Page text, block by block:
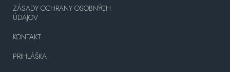
ZÁSADY OCHRANY OSOBNÝCH
ÚDAJOV
KONTAKT
PRIHLÁŠKA